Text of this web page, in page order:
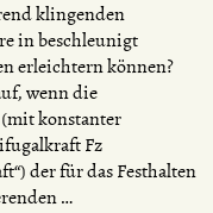
klingenden
in beschleunigt
erleichtern können?
wenn die
konstanter
Fz
der für das Festhalten
…